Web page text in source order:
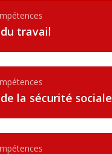
travail
la sécurité sociale